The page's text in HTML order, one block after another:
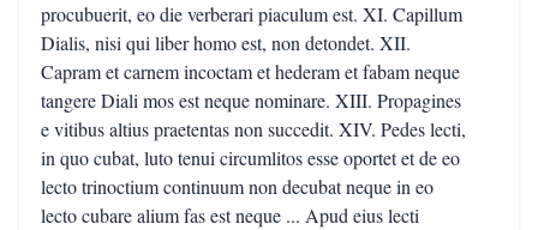
procubuerit, eo die verberari piaculum est. XI. Capillum
Dialis, nisi qui liber homo est, non detondet. XII.
Capram et carnem incoctam et hederam et fabam neque
tangere Diali mos est neque nominare. XIII. Propagines
e vitibus altius praetentas non succedit. XIV. Pedes lecti,
in quo cubat, luto tenui circumlitos esse oportet et de eo
lecto trinoctium continuum non decubat neque in eo
lecto cubare alium fas est neque ... Apud eius lecti